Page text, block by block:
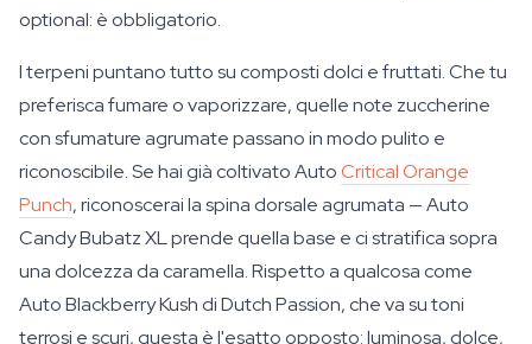
optional: è obbligatorio.
I terpeni puntano tutto su composti dolci e fruttati. Che tu
preferisca fumare o vaporizzare, quelle note zuccherine
con sfumature agrumate passano in modo pulito e
riconoscibile. Se hai già coltivato AutoCritical Orange
Punch, riconoscerai la spina dorsale agrumata — Auto
Candy Bubatz XL prende quella base e ci stratifica sopra
una dolcezza da caramella. Rispetto a qualcosa come
Auto Blackberry Kush di Dutch Passion, che va su toni
terrosi e scuri, questa è l'esatto opposto: luminosa, dolce,